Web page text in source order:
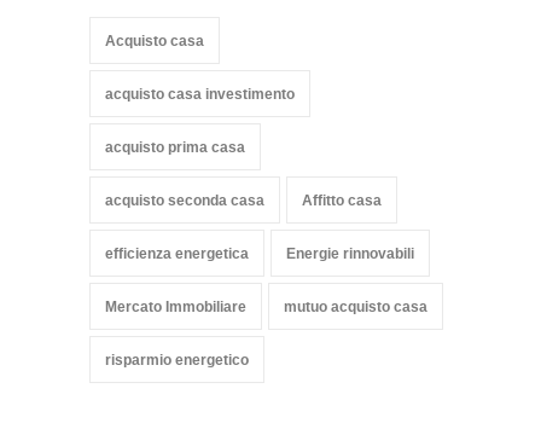
Acquisto casa
acquisto casa investimento
acquisto prima casa
acquisto seconda casa Affitto casa
efficienza energetica Energie rinnovabili
Mercato Immobiliare mutuo acquisto casa
risparmio energetico